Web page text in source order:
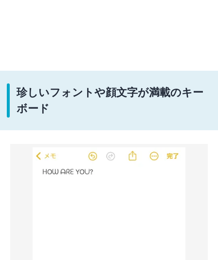
珍しいフォントや顔文字が満載のキー
ボード